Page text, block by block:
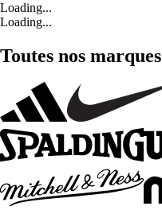
Loading...
Loading...
Toutes nos marques